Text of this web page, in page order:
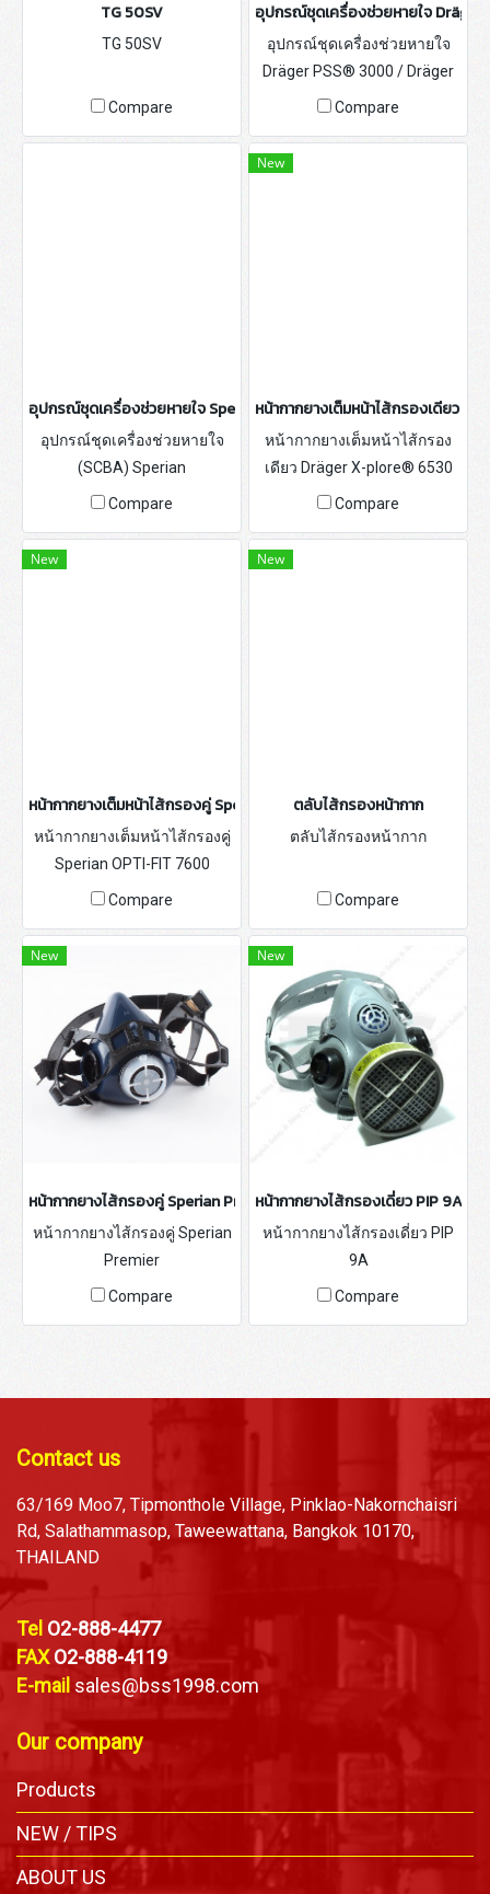
TG 50SV
TG 50SV
Compare
อุปกรณ์ชุดเครื่องช่วยหายใจ Dräger
อุปกรณ์ชุดเครื่องช่วยหายใจ
Dräger PSS® 3000 / Dräger
PSS® 5000 / Dräger PSS®
Compare
อุปกรณ์ชุดเครื่องช่วยหายใจ Sperian
อุปกรณ์ชุดเครื่องช่วยหายใจ
(SCBA) Sperian
Compare
New
หน้ากากยางเต็มหน้าไส้กรองเดียว
หน้ากากยางเต็มหน้าไส้กรอง
เดียว Dräger X-plore® 6530
Compare
New
หน้ากากยางเต็มหน้าไส้กรองคู่ Sperian
หน้ากากยางเต็มหน้าไส้กรองคู่
Sperian OPTI-FIT 7600
Compare
New
ตลับไส้กรองหน้ากาก
ตลับไส้กรองหน้ากาก
Compare
New
หน้ากากยางไส้กรองคู่ Sperian Premier
หน้ากากยางไส้กรองคู่ Sperian
Premier
Compare
New
หน้ากากยางไส้กรองเดี่ยว PIP 9A
หน้ากากยางไส้กรองเดี่ยว PIP
9A
Compare
Contact us
63/169 Moo7, Tipmonthole Village, Pinklao-Nakornchaisri
Rd, Salathammasop, Taweewattana, Bangkok 10170,
THAILAND
Tel O2-888-4477
FAXO2-888-4119
E-mail sales@bss1998.com
Our company
Products
NEW / TIPS
ABOUT US